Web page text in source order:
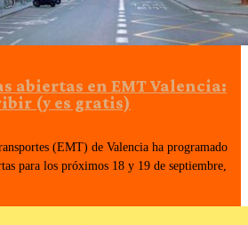
abiertas en EMT Valencia:
(y es gratis)
(EMT) de Valencia ha programado
para los próximos 18 y 19 de septiembre,